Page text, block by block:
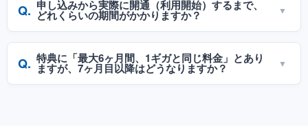
すので、インターネットが長期間不通になる心配はござい
ません。
により0円となります。ただし、お客様のご希望による
「土日祝日の派遣工事指定（追加割増金）」や、特殊な配
線ルートが必要となる工事、オプションサービスの追加設
置工事などが発生した場合は、別途個別の費用が発生する
場合がございます。
Q. 申し込みから実際に開通（利用開始）するまで、
どれくらいの期間がかかりますか？
A.
なりますが、戸建て・マンションともにおおむね「約3週
間〜1ヶ月半」程度が目安となります。お申し込み受領
Q. 特典に「最大6ヶ月間、1ギガと同じ料金」とあり
ますが、7ヶ月目以降はどうなりますか？